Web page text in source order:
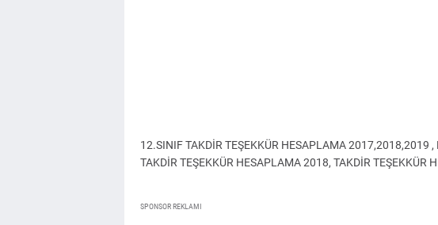
12.SINIF TAKDİR TEŞEKKÜR HESAPLAMA 2017,2018,2019 ,
TAKDİR TEŞEKKÜR HESAPLAMA 2018, TAKDİR TEŞEKKÜR
SPONSOR REKLAMI